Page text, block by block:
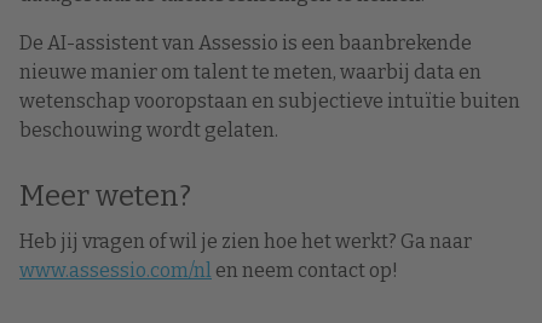
De AI-assistent van Assessio is een baanbrekende
nieuwe manier om talent te meten, waarbij data en
wetenschap vooropstaan en subjectieve intuïtie buiten
beschouwing wordt gelaten.
Meer weten?
Heb jij vragen of wil je zien hoe het werkt? Ga naar
www.assessio.com/nl en neem contact op!